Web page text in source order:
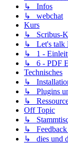
↳ Infos
↳ webchat
Kurs
↳ Scribus-
↳ Let's talk
↳ 1 -
↳ 6 - PDF
Technisches
↳
↳ Plugins
↳
Off Topic
↳
↳ Feedback
↳ dies und